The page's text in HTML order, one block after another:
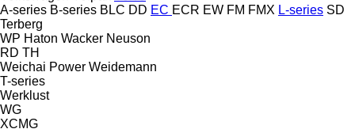
A-series B-series BLC DD EC ECR EW FM FMX L-series SD
Terberg
WP Haton Wacker Neuson
RD TH
Weichai Power Weidemann
T-series
Werklust
WG
XCMG